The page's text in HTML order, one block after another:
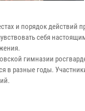
и порядок действий
себя
гимназии
в разные годы.